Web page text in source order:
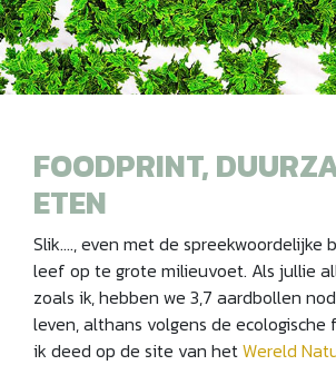
FOODPRINT,
ETEN
Slik…., even met de spreekwoordelijke
leef op te grote milieuvoet. Als jullie
zoals ik, hebben we 3,7 aardbollen
leven, althans volgens de
ik deed op de site van hetWereld